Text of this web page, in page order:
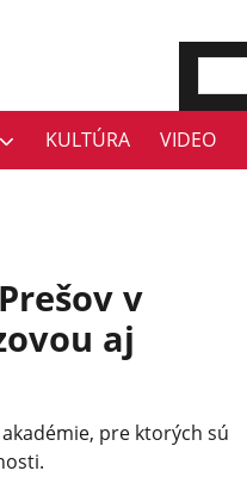
KULTÚRA VIDEO
v
aj
pre ktorých sú